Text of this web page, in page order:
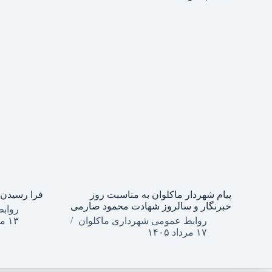
پیام شهردار ماکلوان به مناسبت روز
خبرنگار و سالروز شهادت محمود صارمی
روابط عمومی شهرداری ماکلوان
۱۷ مرداد ۱۴۰۵
فرا
۱۳ مرداد ۱۴۰۵